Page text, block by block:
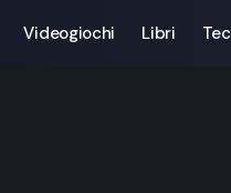
Videogiochi Libri